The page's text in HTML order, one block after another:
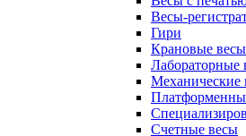
Весы-
Гири
Крановые весы
Лабораторные
Механические
Счетные весы